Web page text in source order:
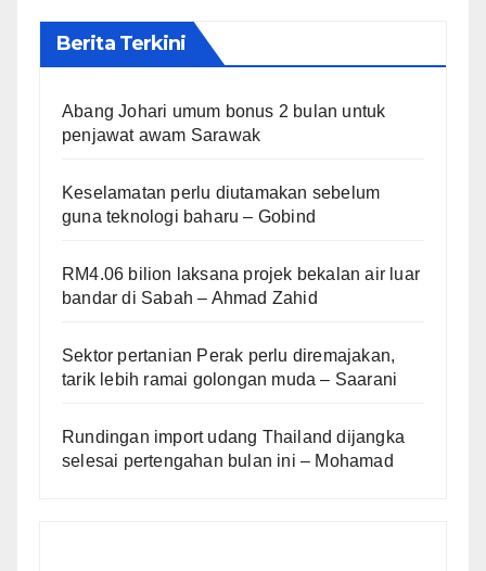
Berita Terkini
Abang Johari umum bonus 2 bulan untuk
penjawat awam Sarawak
Keselamatan perlu diutamakan sebelum
guna teknologi baharu – Gobind
RM4.06 bilion laksana projek bekalan air luar
bandar di Sabah – Ahmad Zahid
Sektor pertanian Perak perlu diremajakan,
tarik lebih ramai golongan muda – Saarani
Rundingan import udang Thailand dijangka
selesai pertengahan bulan ini – Mohamad